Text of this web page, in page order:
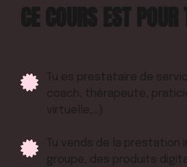
CE COURS EST
Tu es prestataire de
coach, thérapeute,
virtuelle,...)
Tu vends de la prestation
groupe, des produits